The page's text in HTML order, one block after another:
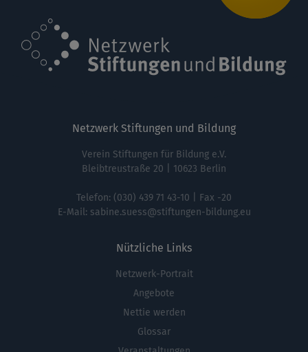
Netzwerk Stiftungen und Bildung
Verein Stiftungen für Bildung e.V.
Bleibtreustraße 20 | 10623 Berlin
Telefon: (030) 439 71 43-10 | Fax -20
E-Mail: sabine.suess@stiftungen-bildung.eu
Nützliche Links
Fußbereichsmenü
Netzwerk-Portrait
Angebote
Nettie werden
Glossar